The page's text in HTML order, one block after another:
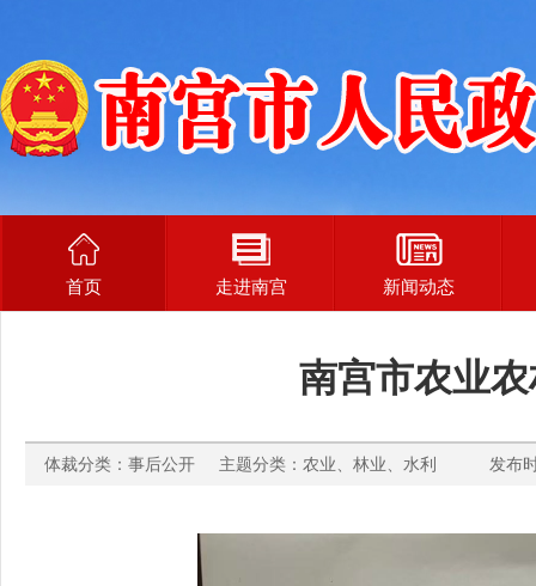
首页 走进南宫 新闻动态
南宫市农业
体裁分类：事后公开 主题分类：农业、林业、水利 发布